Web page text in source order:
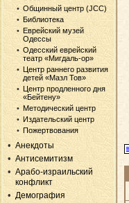
Общинный центр (JCC)
Библиотека
Еврейский музей
Одессы
Одесский еврейский
театр «Мигдаль-ор»
Центр раннего развития
детей «Мазл Тов»
Центр продленного дня
«Бейтену»
Методический центр
Издательский центр
Пожертвования
Анекдоты
Антисемитизм
Арабо-израильский
конфликт
Демография